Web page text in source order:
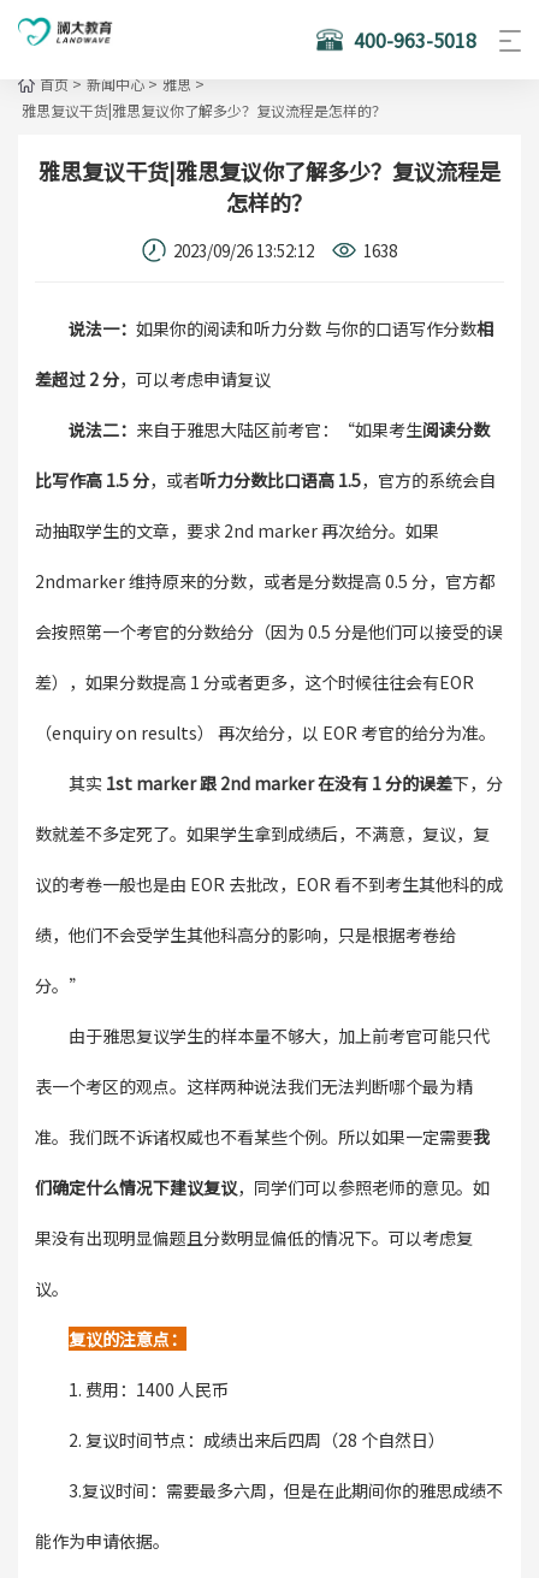
400-963-5018
首页 > 新闻中心 > 雅思 >
雅思复议干货|雅思复议你了解多少？复议流程是怎样的？
雅思复议干货|雅思复议你了解多少？复议流程是
怎样的？
2023/09/26 13:52:12 1638
说法一： 如果你的阅读和听力分数 与你的口语写作分数相
差超过 2 分，可以考虑申请复议
说法二： 来自于雅思大陆区前考官：“如果考生阅读分数
比写作高 1.5 分，或者听力分数比口语高 1.5，官方的系统会自
动抽取学生的文章，要求 2nd marker 再次给分。如果
2ndmarker 维持原来的分数，或者是分数提高 0.5 分，官方都
会按照第一个考官的分数给分（因为 0.5 分是他们可以接受的误
差），如果分数提高 1 分或者更多，这个时候往往会有EOR
（enquiry on results） 再次给分，以 EOR 考官的给分为准。
其实 1st marker 跟 2nd marker 在没有 1 分的误差下，分
数就差不多定死了。如果学生拿到成绩后，不满意，复议，复
议的考卷一般也是由 EOR 去批改，EOR 看不到考生其他科的成
绩，他们不会受学生其他科高分的影响，只是根据考卷给
分。”
由于雅思复议学生的样本量不够大，加上前考官可能只代
表一个考区的观点。这样两种说法我们无法判断哪个最为精
准。我们既不诉诸权威也不看某些个例。所以如果一定需要我
们确定什么情况下建议复议，同学们可以参照老师的意见。如
果没有出现明显偏题且分数明显偏低的情况下。可以考虑复
议。
复议的注意点：
1. 费用：1400 人民币
2. 复议时间节点：成绩出来后四周（28 个自然日）
3.复议时间：需要最多六周，但是在此期间你的雅思成绩不
能作为申请依据。